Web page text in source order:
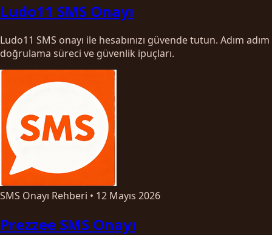
Ludo11 SMS Onayı
Ludo11 SMS onayı ile hesabınızı güvende tutun. Adım adım
doğrulama süreci ve güvenlik ipuçları.
SMS Onayı Rehberi • 12 Mayıs 2026
Prezzee SMS Onayı